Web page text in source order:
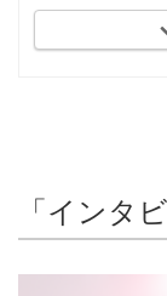
「インタ